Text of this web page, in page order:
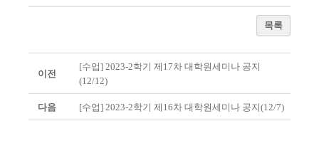
목록
이전
[수업] 2023-2학기 제17차 대학원세미나 공지
(12/12)
다음 [수업] 2023-2학기 제16차 대학원세미나 공지(12/7)